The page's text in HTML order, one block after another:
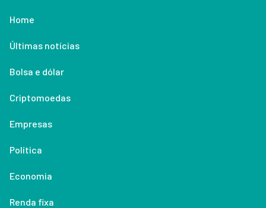
Home
Últimas notícias
Bolsa e dólar
Criptomoedas
Empresas
Política
Economia
Renda fixa